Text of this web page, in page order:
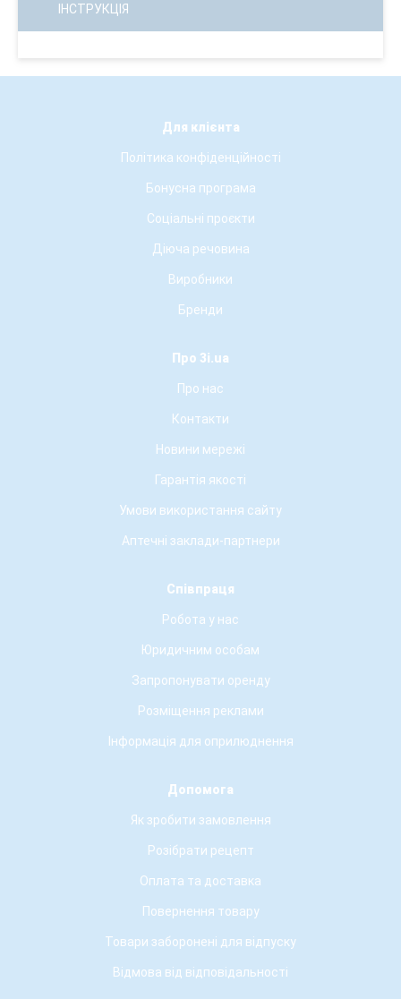
ІНСТРУКЦІЯ
Для клієнта
Політика конфіденційності
Бонусна програма
Соціальні проєкти
Діюча речовина
Виробники
Бренди
Про 3i.ua
Про нас
Контакти
Новини мережі
Гарантія якості
Умови використання сайту
Аптечні заклади-партнери
Співпраця
Робота у нас
Юридичним особам
Запропонувати оренду
Розміщення реклами
Інформація для оприлюднення
Допомога
Як зробити замовлення
Розібрати рецепт
Оплата та доставка
Повернення товару
Товари заборонені для відпуску
Відмова від відповідальності